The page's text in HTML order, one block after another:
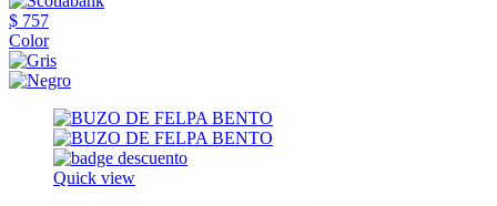
$ 757
Color
Quick view